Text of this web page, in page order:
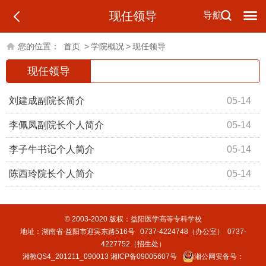
导航
现任领导
您的位置： 首页 >学院概况>现任领导
现任领导
05-14
刘建成副院长简介
05-14
李佩凤副院长个人简介
05-14
李子牛书记个人简介
05-14
陈西玲院长个人简介
© 2003-2020 版权：益阳医学高等专科学校
地址：湖南省·益阳市迎宾东路516号 0737-4224748（办公室） 0737-
4227752（招生处）
湘教QS4_201211_090013 湘ICP备09005607号
湘公网安备号：